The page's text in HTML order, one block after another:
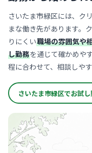
さいたま市緑区には、ク
まな働き先があります。
りにくい職場の雰囲気や
し勤務を通じて確かめや
程に合わせて、相談しや
さいたま市緑区でお試